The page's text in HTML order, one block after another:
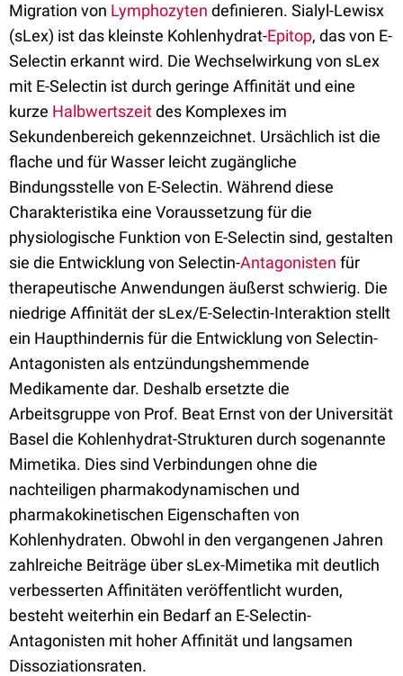
Migration von Lymphozyten definieren. Sialyl-Lewisx
(sLex) ist das kleinste Kohlenhydrat-Epitop, das von E-
Selectin erkannt wird. Die Wechselwirkung von sLex
mit E-Selectin ist durch geringe Affinität und eine
kurze Halbwertszeitdes Komplexes im
Sekundenbereich gekennzeichnet. Ursächlich ist die
flache und für Wasser leicht zugängliche
Bindungsstelle von E-Selectin. Während diese
Charakteristika eine Voraussetzung für die
physiologische Funktion von E-Selectin sind, gestalten
sie die Entwicklung von Selectin-Antagonisten für
therapeutische Anwendungen äußerst schwierig. Die
niedrige Affinität der sLex/E-Selectin-Interaktion stellt
ein Haupthindernis für die Entwicklung von Selectin-
Antagonisten als entzündungshemmende
Medikamente dar. Deshalb ersetzte die
Arbeitsgruppe von Prof. Beat Ernst von der Universität
Basel die Kohlenhydrat-Strukturen durch sogenannte
Mimetika. Dies sind Verbindungen ohne die
nachteiligen pharmakodynamischen und
pharmakokinetischen Eigenschaften von
Kohlenhydraten. Obwohl in den vergangenen Jahren
zahlreiche Beiträge über sLex-Mimetika mit deutlich
verbesserten Affinitäten veröffentlicht wurden,
besteht weiterhin ein Bedarf an E-Selectin-
Antagonisten mit hoher Affinität und langsamen
Dissoziationsraten.